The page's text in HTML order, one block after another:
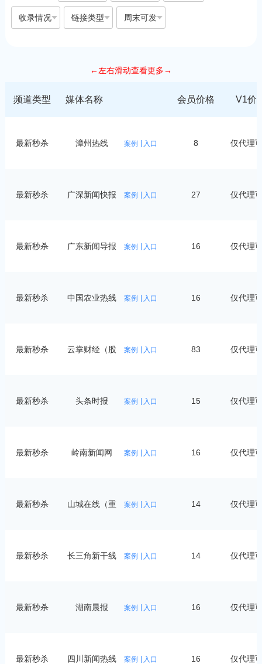
收录情况 链接类型 周末可发
←左右滑动查看更多→
频道类型 媒体名称 会员价格 V1价
最新秒杀 漳州热线 案例 入口 8 仅代理
最新秒杀 广深新闻快报 案例 入口 27 仅代理
最新秒杀 广东新闻导报 案例 入口 16 仅代理
最新秒杀 中国农业热线 案例 入口 16 仅代理
最新秒杀
云掌财经（股
案例 入口 83 仅代理
最新秒杀 头条时报 案例 入口 15 仅代理
最新秒杀 岭南新闻网 案例 入口 16 仅代理
最新秒杀
山城在线（重
案例 入口 14 仅代理
最新秒杀 长三角新干线 案例 入口 14 仅代理
最新秒杀 湖南晨报 案例 入口 16 仅代理
最新秒杀 四川新闻热线 案例 入口 16 仅代理